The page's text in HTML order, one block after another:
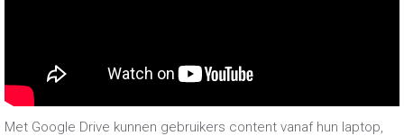
Met Google Drive kunnen gebruikers content vanaf hun laptop,